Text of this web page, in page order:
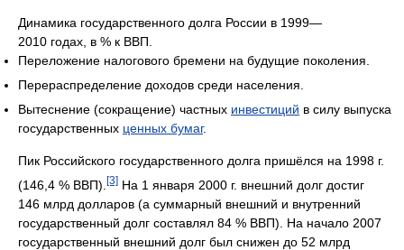
Динамика государственного долга России в 1999—
2010 годах, в % к ВВП.
Переложение налогового бремени на будущие поколения.
Перераспределение доходов среди населения.
Вытеснение (сокращение) частных инвестиций в силу выпуска
государственных ценных бумаг.
Пик Российского государственного долга пришёлся на 1998 г.
(146,4 % ВВП). [3] На 1 января 2000 г. внешний долг достиг
146 млрд долларов (а суммарный внешний и внутренний
государственный долг составлял 84 % ВВП). На начало 2007
государственный внешний долг был снижен до 52 млрд